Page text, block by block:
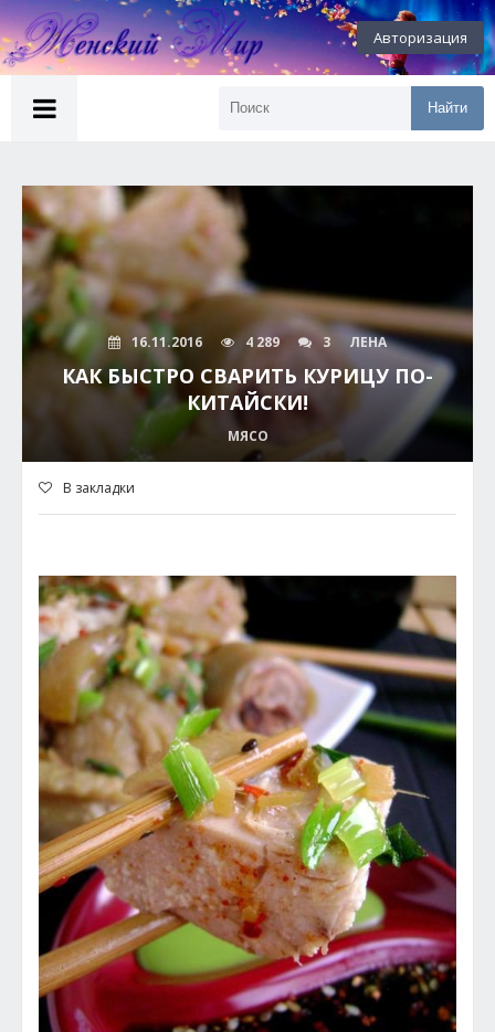
Авторизация
Найти
16.11.2016 4 289 3 ЛЕНА
КАК БЫСТРО СВАРИТЬ КУРИЦУ ПО-
КИТАЙСКИ!
МЯСО
В закладки